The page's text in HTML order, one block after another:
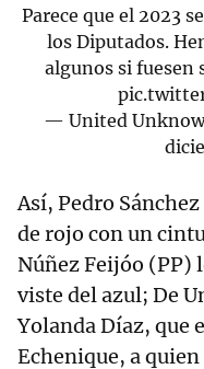
Parece que el 2023
los Diputados.
algunos si fuesen
— United
Así, Pedro
de rojo con un
Núñez Feijóo (PP)
viste del azul; De
Yolanda Díaz, que
Echenique, a